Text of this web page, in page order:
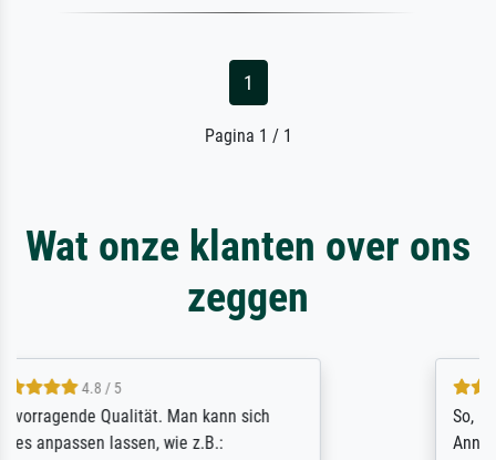
1
Pagina 1 / 1
Wat onze klanten over ons
zeggen
So, I ordered a large print of The
Annunciation by Fra Angelico from a very